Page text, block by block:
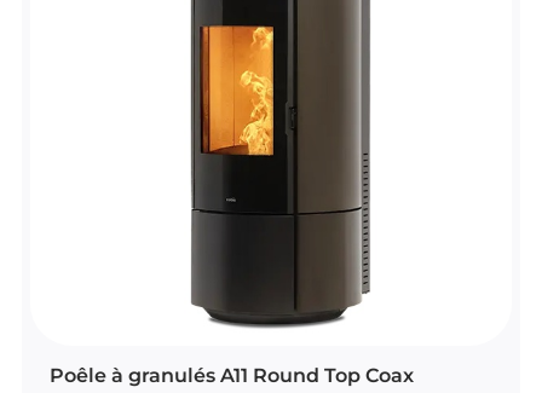
Ce modèle intègre la convection naturelle, le
Wi-Fi de série, un brasier autonettoyant et un
système de contrôle automatique de la
combustion. Il est également compatible
avec la solution Moby pour une installation
murale personnalisée.
POÊLES À GRANULÉS
Poêle à granulés A11 Round Top Coax